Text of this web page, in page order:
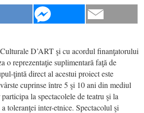
D’ART şi cu acordul finanţatorului
o reprezentaţie suplimentară faţă de
ţintă direct al acestui proiect este
cuprinse între 5 şi 10 ani din mediul
la spectacolele de teatru şi la
toleranţei inter-etnice. Spectacolul şi